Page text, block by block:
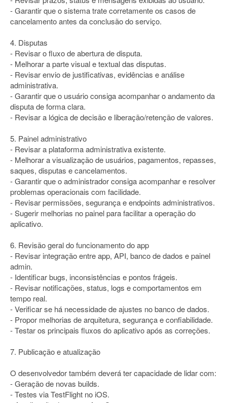
- Garantir que o sistema trate corretamente os casos de
cancelamento antes da conclusão do serviço.
4. Disputas
- Revisar o fluxo de abertura de disputa.
- Melhorar a parte visual e textual das disputas.
- Revisar envio de justificativas, evidências e análise
administrativa.
- Garantir que o usuário consiga acompanhar o andamento da
disputa de forma clara.
- Revisar a lógica de decisão e liberação/retenção de valores.
5. Painel administrativo
- Revisar a plataforma administrativa existente.
- Melhorar a visualização de usuários, pagamentos, repasses,
saques, disputas e cancelamentos.
- Garantir que o administrador consiga acompanhar e resolver
problemas operacionais com facilidade.
- Revisar permissões, segurança e endpoints administrativos.
- Sugerir melhorias no painel para facilitar a operação do
aplicativo.
6. Revisão geral do funcionamento do app
- Revisar integração entre app, API, banco de dados e painel
admin.
- Identificar bugs, inconsistências e pontos frágeis.
- Revisar notificações, status, logs e comportamentos em
tempo real.
- Verificar se há necessidade de ajustes no banco de dados.
- Propor melhorias de arquitetura, segurança e confiabilidade.
- Testar os principais fluxos do aplicativo após as correções.
7. Publicação e atualização
O desenvolvedor também deverá ter capacidade de lidar com:
- Geração de novas builds.
- Testes via TestFlight no iOS.